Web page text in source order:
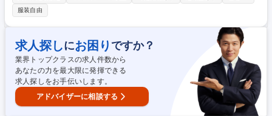
一体となってプロジェクト推進。 【製品について】当社の非汎用圧縮機
(回転機)/タイヤ・ゴム機械/樹脂機械は世界各国の石油・天然ガス・化学プ
ラントや製鉄所等に納入。耐用年数も長く、高信頼性を求められお客様の
御要求仕様に基づいてオーダメードで設計していく大型の機械製品。※ご
本人様のご希望等鑑みて対象製品決定【特徴】性能面で高い評価。また安
定稼働への信頼性、当社ならではのアフターサービスクオリティでも競合
優位性を発揮。 募集職種 【兵庫(高砂)】産業機械の機械設計(オープンポ
ジション)
服装自由
求人探しにお困り ですか？
業界トップクラスの求人件数から
あなたの力を最大限に発揮できる
求人探しをお手伝いします。
アドバイザーに相談する